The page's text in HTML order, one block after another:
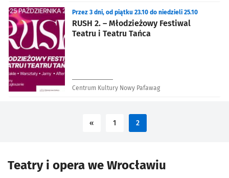
RUSH 2. – Młodzieżowy Festiwal
Teatru i Teatru Tańca
Przez 3 dni, od piątku 23.10 do niedzieli 25.10
Centrum Kultury Nowy Pafawag
« 1 2
Teatry i opera we Wrocławiu